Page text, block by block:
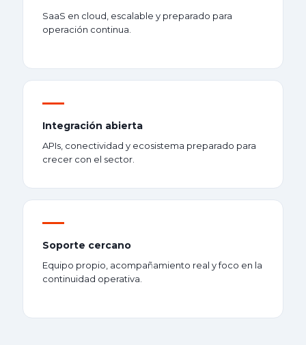
SaaS en cloud, escalable y preparado para
operación continua.
Integración abierta
APIs, conectividad y ecosistema preparado para
crecer con el sector.
Soporte cercano
Equipo propio, acompañamiento real y foco en la
continuidad operativa.